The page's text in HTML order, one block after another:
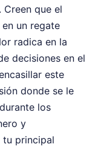
que el
un regate
radica en la
decisiones en el
este
donde se le
los
y
tu principal